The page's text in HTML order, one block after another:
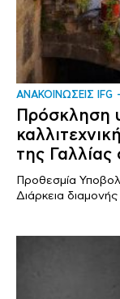
ΑΝΑΚΟΙΝΩΣΕΙΣ IFG
Πρόσκληση
της
Προθεσμία
Διάρκεια